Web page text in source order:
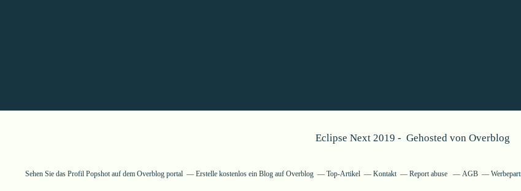
Eclipse Next 2019 - Gehosted von Overblog
Sehen Sie das Profil Popshotauf dem Overblog portal Erstelle kostenlos ein Blog auf Overblog Top-Artikel Kontakt Report abuse AGB